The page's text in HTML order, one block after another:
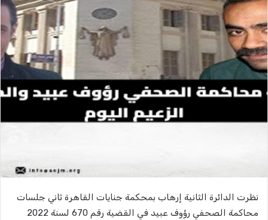
نظرت الدائرة الثانية إرهاب بمحكمة جنايات القاهرة ثاني جلسات
محاكمة الصحفي رؤوف عبيد في القضية رقم 670 لسنة 2022